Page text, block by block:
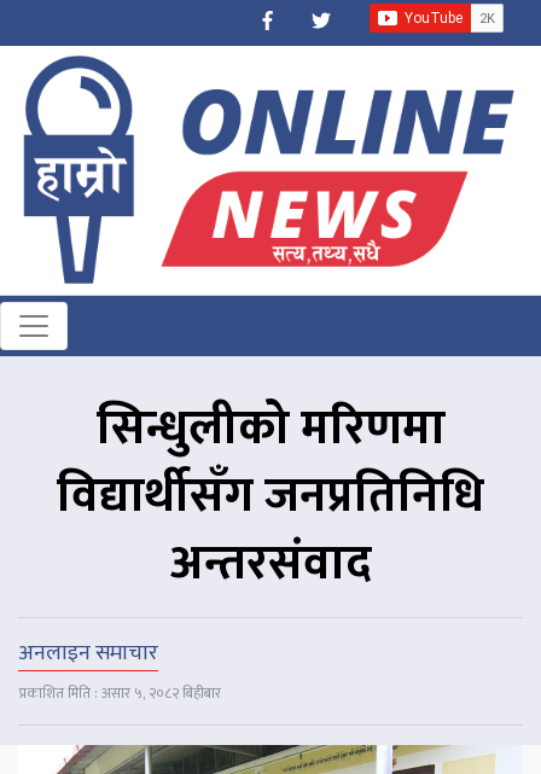
सिन्धुलीको मरिणमा
विद्यार्थीसँग जनप्रतिनिधि
अन्तरसंवाद
अनलाइन समाचार
प्रकाशित मिति : असार ५, २०८२ बिहीबार